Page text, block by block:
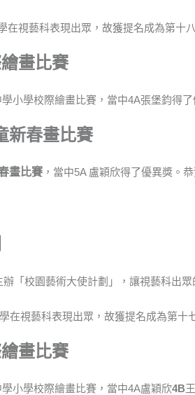
在視藝科表現出眾，故獲提名成為第十
畫比賽
小學校際繪畫比賽，當中4A張堡鈞得
新春畫比賽
畫比賽 ，當中5A 盧穎欣得了優異獎。
「校園藝術大使計劃」，讓視藝科出
在視藝科表現出眾，故獲提名成為第十
畫比賽
小學校際繪畫比賽，當中4A盧穎欣4B